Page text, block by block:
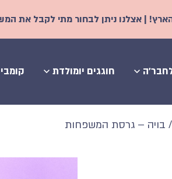
מתי לקבל את המשלוח - החל משני ימי
חוגגים יומולדת
/ בויה – גרסת המשפחות